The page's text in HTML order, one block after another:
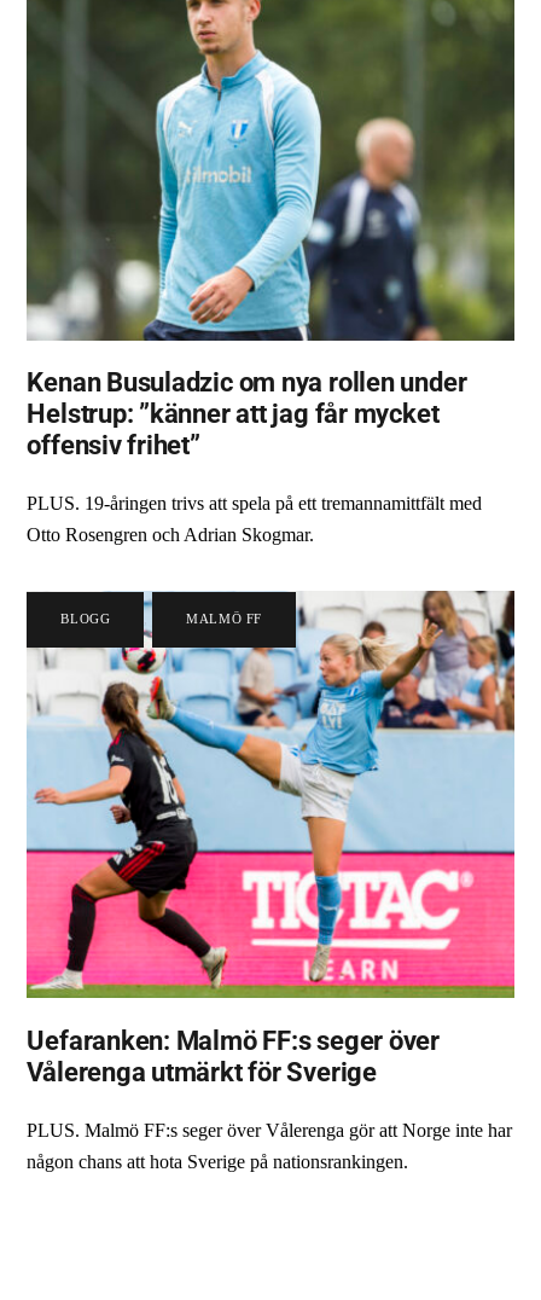
Kenan Busuladzic om nya rollen under
Helstrup: ”känner att jag får mycket
offensiv frihet”
PLUS. 19-åringen trivs att spela på ett tremannamittfält med
Otto Rosengren och Adrian Skogmar.
BLOGG MALMÖ FF
Uefaranken: Malmö FF:s seger över
Vålerenga utmärkt för Sverige
PLUS. Malmö FF:s seger över Vålerenga gör att Norge inte har
någon chans att hota Sverige på nationsrankingen.